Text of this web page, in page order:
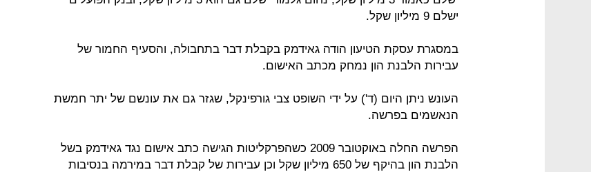
ישלם 9 מיליון שקל.
במסגרת עסקת הטיעון הודה גאידמק בקבלת דבר בתחבולה, והסעיף החמור של
עבירות הלבנת הון נמחק מכתב האישום.
העונש ניתן היום (ד') על ידי השופט צבי גורפינקל, שגזר גם את עונשם של יתר חמשת
הנאשמים בפרשה.
הפרשה החלה באוקטובר 2009 כשהפרקליטות הגישה כתב אישום נגד גאידמק בשל
הלבנת הון בהיקף של 650 מיליון שקל וכן עבירות של קבלת דבר במירמה בנסיבות